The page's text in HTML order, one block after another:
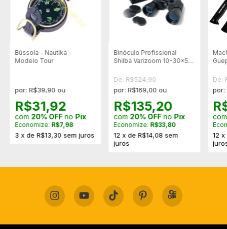
Bússola - Nautika -
Modelo Tour
por: R$39,90 ou
R$31,92
com 20% OFFno Pix
Economize: R$7,98
3 x de R$13,30 sem juros
Binóculo Profissional
Shilba Varizoom 10-30x50
embaçada
De: R$524,90
por: R$169,00 ou
R$135,20
com 20% OFFno Pix
Economize: R$33,80
12 xdeR$14,08 sem
juros
De:
por:
12 x